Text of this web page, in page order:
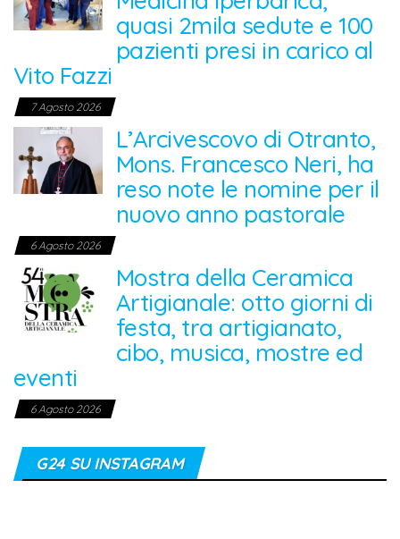
quasi 2mila sedute e 100
pazienti presi in carico al
Vito Fazzi
7 Agosto 2026
L’Arcivescovo di Otranto,
Mons. Francesco Neri, ha
reso note le nomine per il
nuovo anno pastorale
6 Agosto 2026
Mostra della Ceramica
Artigianale: otto giorni di
festa, tra artigianato,
cibo, musica, mostre ed
eventi
6 Agosto 2026
G24 SU INSTAGRAM